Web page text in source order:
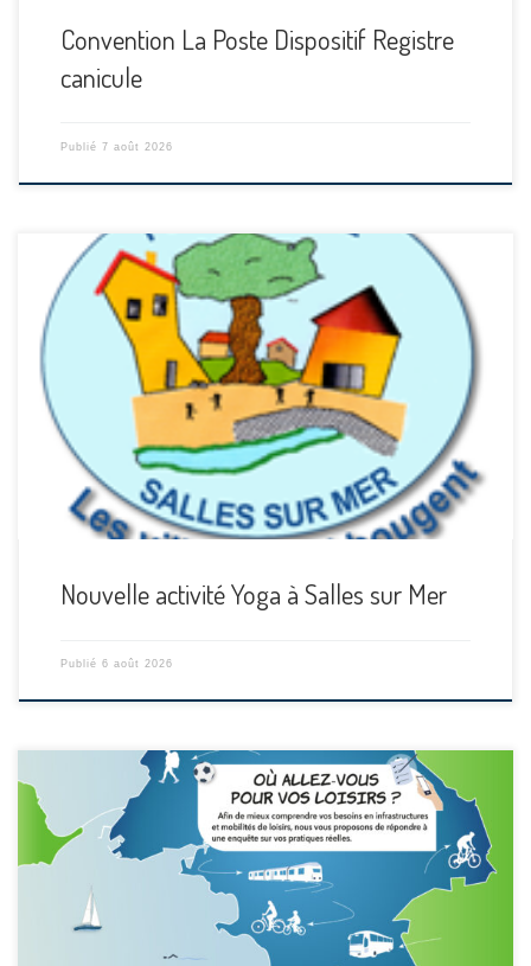
Convention La Poste Dispositif Registre
canicule
Publié 7 août 2026
Nouvelle activité Yoga à Salles sur Mer
Publié 6 août 2026